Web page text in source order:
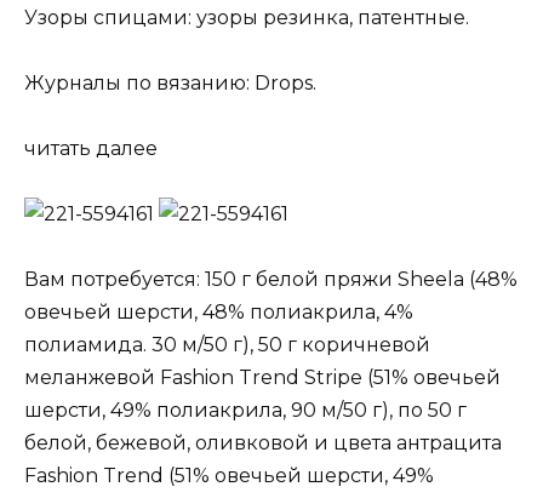
Узоры спицами: узоры резинка, патентные.
Журналы по вязанию: Drops.
читать далее
Вам потребуется: 150 г белой пряжи Sheela (48%
овечьей шерсти, 48% полиакрила, 4%
полиамида. 30 м/50 г), 50 г коричневой
меланжевой Fashion Trend Stripe (51% овечьей
шерсти, 49% полиакрила, 90 м/50 г), по 50 г
белой, бежевой, оливковой и цвета антрацита
Fashion Trend (51% овечьей шерсти, 49%